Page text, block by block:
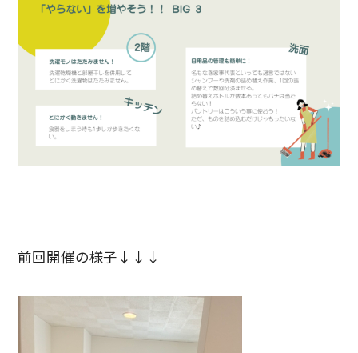
前回開催の様子↓↓↓